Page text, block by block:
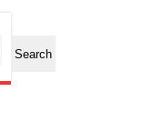
Search